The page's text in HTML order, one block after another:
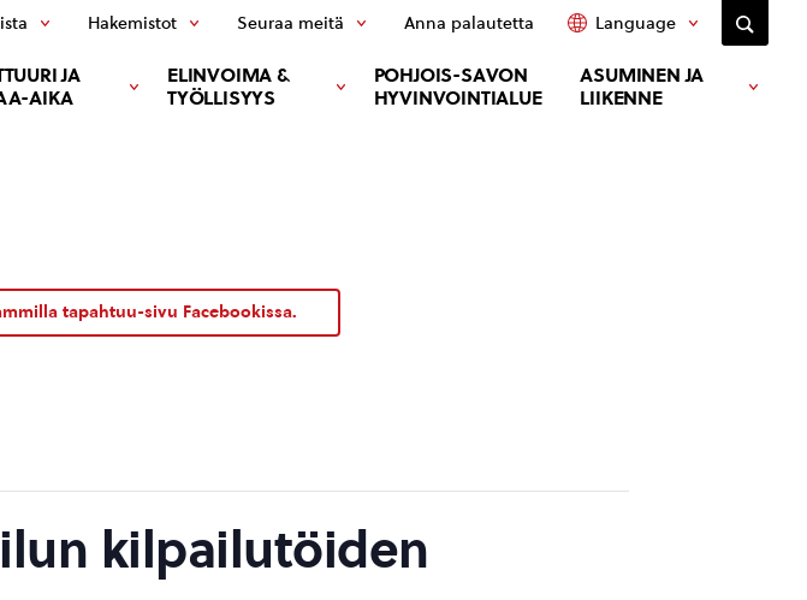
JA
AIKA
ELINVOIMA &
TYÖLLISYYS
POHJOIS-SAVON
HYVINVOINTIALUE
ASUMINEN JA
LIIKENNE
Hakemistot Seuraa meitä Anna palautetta Language
tapahtuu-sivu Facebookissa.
kilpailutöiden